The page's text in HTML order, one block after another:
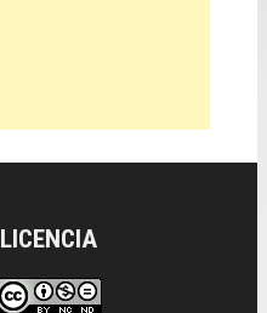
LICENCIA